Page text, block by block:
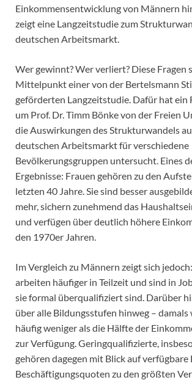
Einkommensentwicklung von Männern
zeigt eine Langzeitstudie zum
deutschen Arbeitsmarkt.
Wer gewinnt? Wer verliert? Diese Fragen
Mittelpunkt einer von der Bertelsmann
geförderten Langzeitstudie. Dafür hat ein
um Prof. Dr. Timm Bönke von der Freien
die Auswirkungen des Strukturwandels
deutschen Arbeitsmarkt für verschiedene
Bevölkerungsgruppen untersucht. Eines
Ergebnisse: Frauen gehören zu den
letzten 40 Jahre. Sie sind besser
mehr, sichern zunehmend das
und verfügen über deutlich höhere
den 1970er Jahren.
Im Vergleich zu Männern zeigt sich
arbeiten häufiger in Teilzeit und sind in
sie formal überqualifiziert sind. Darüber
über alle Bildungsstufen hinweg – damals
häufig weniger als die Hälfte der
zur Verfügung. Geringqualifizierte,
gehören dagegen mit Blick auf verfügbare
Beschäftigungsquoten zu den größten